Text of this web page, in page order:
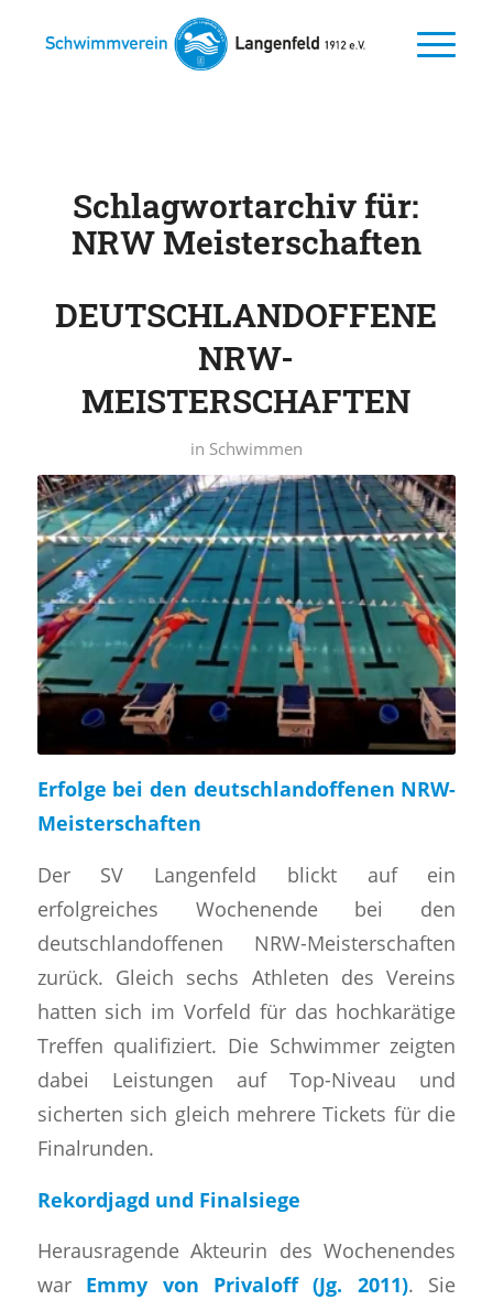
Schlagwortarchiv für:
NRW Meisterschaften
DEUTSCHLANDOFFENE
NRW-
MEISTERSCHAFTEN
in Schwimmen
Erfolge bei den deutschlandoffenen NRW-
Meisterschaften
​Der SV Langenfeld blickt auf ein
erfolgreiches Wochenende bei den
deutschlandoffenen NRW-Meisterschaften
zurück. Gleich sechs Athleten des Vereins
hatten sich im Vorfeld für das hochkarätige
Treffen qualifiziert. Die Schwimmer zeigten
dabei Leistungen auf Top-Niveau und
sicherten sich gleich mehrere Tickets für die
Finalrunden.
Rekordjagd und Finalsiege
​Herausragende Akteurin des Wochenendes
war Emmy von Privaloff (Jg. 2011). Sie